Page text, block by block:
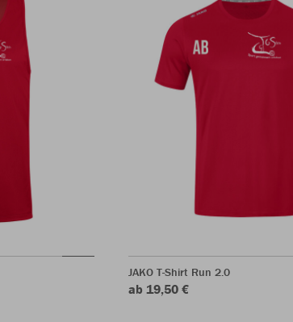
JAKO T-Shirt Run 2.0
ab 19,50 €